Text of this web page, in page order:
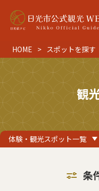
HOME スポットを探す
観
体験・観光スポット一覧
条